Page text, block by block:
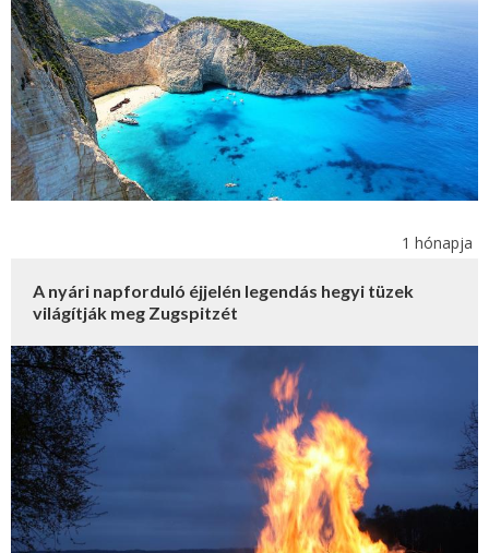
1 hónapja
A nyári napforduló éjjelén legendás hegyi tüzek
világítják meg Zugspitzét